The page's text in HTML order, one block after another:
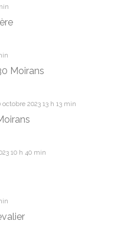
Moirans
octobre 2023 13 h 13 min
10 h 40 min